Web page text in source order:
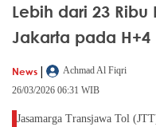
Lebih dari 23
Jakarta pada H+4
News |
Achmad Al Fiqri
26/03/2026 06:31 WIB
Jasamarga Transjawa Tol